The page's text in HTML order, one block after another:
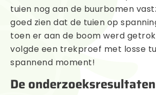
tuien nog aan de buurbomen
goed zien dat de tuien op
toen er aan de boom werd
volgde een trekproef met losse
spannend moment!
De onderzoeksresultaten